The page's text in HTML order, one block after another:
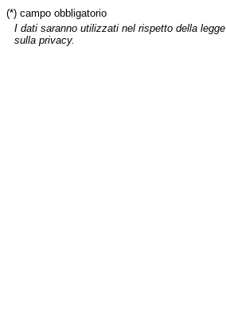
(*) campo obbligatorio
I dati saranno utilizzati nel rispetto della legge
sulla privacy.